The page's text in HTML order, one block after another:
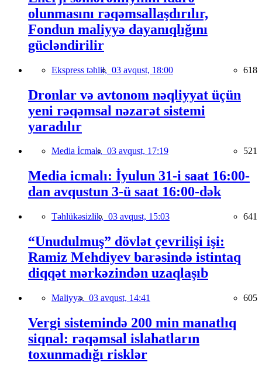
olunmasını rəqəmsallaşdırılır,
Fondun maliyyə dayanıqlığını
gücləndirilir
Ekspress təhlil, 03 avqust, 18:00 618
Dronlar və avtonom nəqliyyat üçün
yeni rəqəmsal nəzarət sistemi
yaradılır
Media İcmalı, 03 avqust, 17:19 521
Media icmalı: İyulun 31-i saat 16:00-
dan avqustun 3-ü saat 16:00-dək
Təhlükəsizlik, 03 avqust, 15:03 641
“Unudulmuş” dövlət çevrilişi işi:
Ramiz Mehdiyev barəsində istintaq
diqqət mərkəzindən uzaqlaşıb
Maliyyə, 03 avqust, 14:41 605
Vergi sistemində 200 min manatlıq
siqnal: rəqəmsal islahatların
toxunmadığı risklər